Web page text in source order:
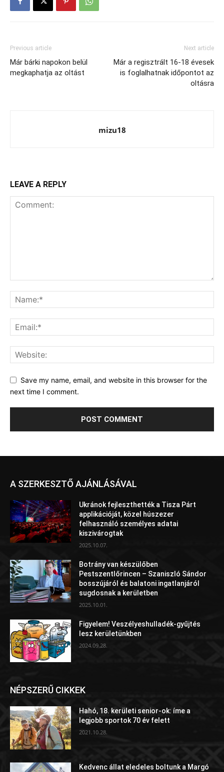
Previous article
Már bárki napokon belül
megkaphatja az oltást
Next article
Már a regisztrált 16-18 évesek
is foglalhatnak időpontot az
oltásra
mizu18
LEAVE A REPLY
Save my name, email, and website in this browser for the
next time I comment.
A SZERKESZTŐ AJÁNLÁSÁVAL
Ukránok fejleszthették a Tisza Párt
applikációját, közel húszezer
felhasználó személyes adatai
kiszivárogtak
2025.10.07.
Botrány van készülőben
Pestszentlőrincen – Szaniszló Sándor
bosszújáról és balatoni ingatlanjáról
sugdosnak a kerületben
2025.10.01.
Figyelem! Veszélyeshulladék-gyűjtés
lesz kerületünkben
2024.09.28.
NÉPSZERŰ CIKKEK
Hahó, 18. kerületi senior-ok: íme a
legjobb sportok 70 év felett
2021.10.28.
Kedvenc állat eledeles boltunk a Margó